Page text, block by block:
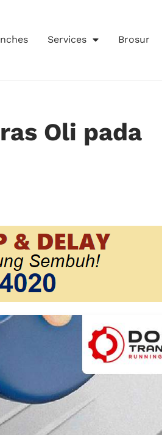
Services Brosur
Oli pada